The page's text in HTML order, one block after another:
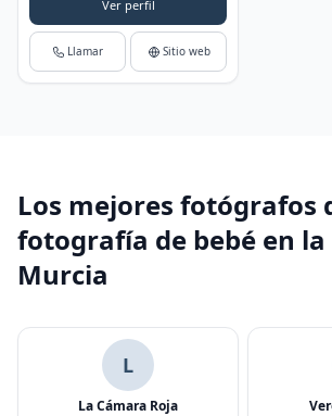
Ver perfil
Llamar Sitio web
Los mejores fotógrafos
fotografía de bebé en la
Murcia
L
La Cámara Roja